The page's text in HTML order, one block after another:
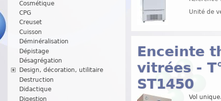
Cosmétique
CPG
Creuset
Cuisson
Déminéralisation
Dépistage
Désagrégation
Design, décoration, utilitaire
Destruction
Didactique
Digestion
Unité de
Enceinte
vitrées -
ST1450
Vol